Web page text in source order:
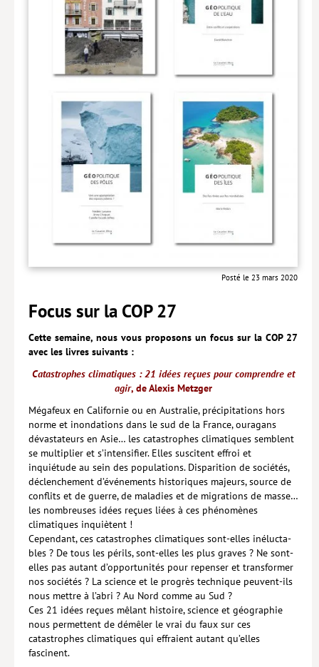
Posté le 23 mars 2020
Focus sur la COP 27
Cette semaine, nous vous proposons un focus sur la COP 27
avec les livres suivants :
Catastrophes climatiques : 21 idées reçues pour comprendre et
agir, de Alexis Metzger
Mégafeux en Californie ou en Australie, précipitations hors
norme et inondations dans le sud de la France, ouragans
dévastateurs en Asie… les catastrophes climatiques semblent
se multiplier et s’intensifier. Elles suscitent effroi et
inquiétude au sein des populations. Disparition de sociétés,
déclenchement d’événements historiques majeurs, source de
conflits et de guerre, de maladies et de migrations de masse…
les nombreuses idées reçues liées à ces phénomènes
climatiques inquiètent !
Cependant, ces catastrophes climatiques sont-elles inélucta­
bles ? De tous les périls, sont-elles les plus graves ? Ne sont-
elles pas autant d’opportunités pour repenser et transformer
nos sociétés ? La science et le progrès technique peuvent-ils
nous mettre à l’abri ? Au Nord comme au Sud ?
Ces 21 idées reçues mêlant histoire, science et géographie
nous permettent de démêler le vrai du faux sur ces
catastrophes climatiques qui effraient autant qu’elles
fascinent.